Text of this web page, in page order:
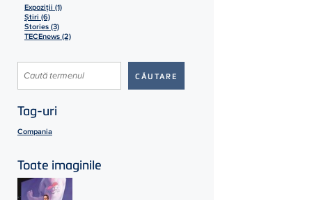
Expoziții (1)
Știri (6)
Stories (3)
TECEnews (2)
Tag-uri
Compania
Toate imaginile